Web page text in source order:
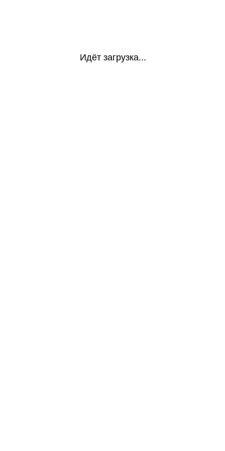
Идёт загрузка...